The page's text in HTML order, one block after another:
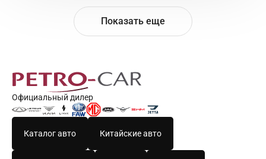
Показать еще
Официальный дилер
Каталог авто Китайские авто